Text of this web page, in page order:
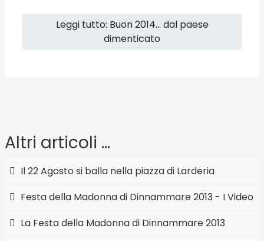
Leggi tutto: Buon 2014... dal paese
dimenticato
Altri articoli …
Il 22 Agosto si balla nella piazza di Larderia
Festa della Madonna di Dinnammare 2013 - I Video
La Festa della Madonna di Dinnammare 2013